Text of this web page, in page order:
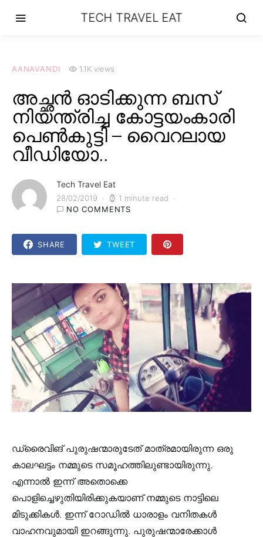
TECH TRAVEL EAT
AANAVANDI 1.1K views
അച്ഛൻ ഓടിക്കുന്ന ബസ്
നിയന്ത്രിച്ച കോട്ടയംകാരി
പെൺകുട്ടി – വൈറലായ
വീഡിയോ..
Tech Travel Eat
28/02/2019
1 minute read
NO COMMENTS
SHARE TWEET
ഡ്രൈവിങ് പുരുഷന്മാരുടേത് മാത്രമായിരുന്ന ഒരു
കാലഘട്ടം നമ്മുടെ സമൂഹത്തിലുണ്ടായിരുന്നു.
എന്നാൽ ഇന്ന് അതൊക്കെ
പൊളിച്ചെഴുതിയിരിക്കുകയാണ് നമ്മുടെ നാട്ടിലെ
മിടുക്കികൾ. ഇന്ന് റോഡിൽ ധാരാളം വനിതകൾ
വാഹനവുമായി ഇറങ്ങുന്നു. പുരുഷന്മാരേക്കാൾ